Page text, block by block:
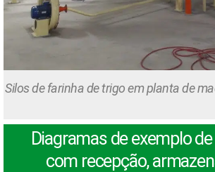
Silos de farinha de trigo em planta de
Diagramas de exemplo
com recepção,